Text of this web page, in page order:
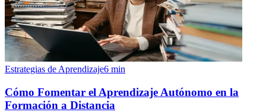
Estrategias de Aprendizaje6 min
Cómo Fomentar el Aprendizaje Autónomo en la
Formación a Distancia